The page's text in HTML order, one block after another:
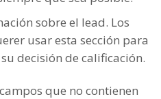
sobre el lead. Los
usar esta sección para
decisión de calificación.
que no contienen